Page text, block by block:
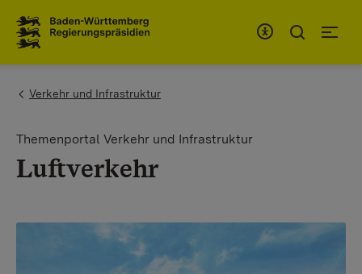
You are here:
Verkehr und Infrastruktur
Themenportal Verkehr und Infrastruktur
Luftverkehr